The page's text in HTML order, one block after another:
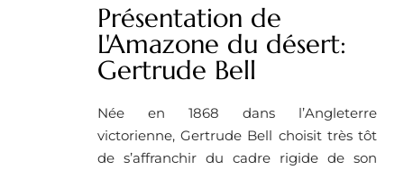
Présentation de
L'Amazone du désert:
Gertrude Bell
Née en 1868 dans l’Angleterre
victorienne, Gertrude Bell choisit très tôt
de s’affranchir du cadre rigide de son